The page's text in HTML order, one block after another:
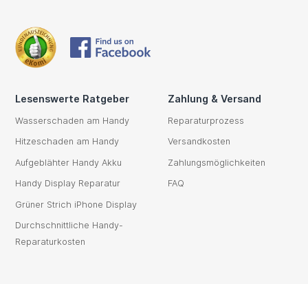
Lesenswerte Ratgeber
Wasserschaden am Handy
Hitzeschaden am Handy
Aufgeblähter Handy Akku
Handy Display Reparatur
Grüner Strich iPhone Display
Durchschnittliche Handy-
Reparaturkosten
Zahlung & Versand
Reparaturprozess
Versandkosten
Zahlungsmöglichkeiten
FAQ